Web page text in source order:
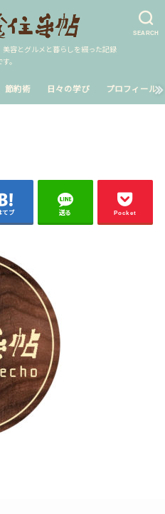
SEARCH
容とグルメと暮らしを綴った記録
す。
節約術 日々の学び プロフィール
てブ 送る Pocket